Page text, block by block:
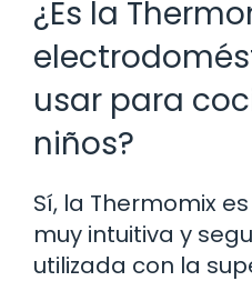
¿Es la
usar para
niños?
Sí, la Thermomix
muy intuitiva y
utilizada con la